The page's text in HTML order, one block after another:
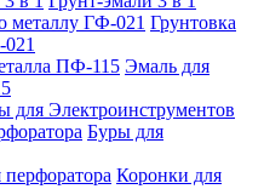
Грунтовка
Эмаль для
для Электроинструментов
Буры для
Коронки для